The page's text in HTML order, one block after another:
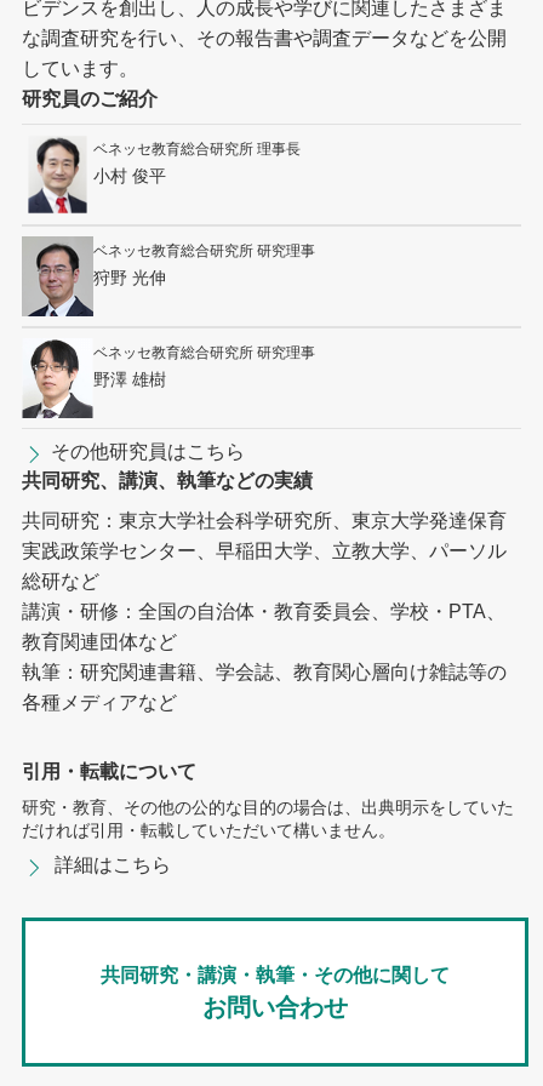
ビデンスを創出し、人の成長や学びに関連したさまざま
な調査研究を行い、その報告書や調査データなどを公開
しています。
研究員のご紹介
ベネッセ教育総合研究所 理事長
小村 俊平
ベネッセ教育総合研究所 研究理事
狩野 光伸
ベネッセ教育総合研究所 研究理事
野澤 雄樹
その他研究員はこちら
共同研究、講演、執筆などの実績
共同研究：東京大学社会科学研究所、東京大学発達保育
実践政策学センター、早稲田大学、立教大学、パーソル
総研など
講演・研修：全国の自治体・教育委員会、学校・PTA、
教育関連団体など
執筆：研究関連書籍、学会誌、教育関心層向け雑誌等の
各種メディアなど
引用・転載について
研究・教育、その他の公的な目的の場合は、出典明示をしていた
だければ引用・転載していただいて構いません。
詳細はこちら
共同研究・講演・執筆・その他に関して
お問い合わせ